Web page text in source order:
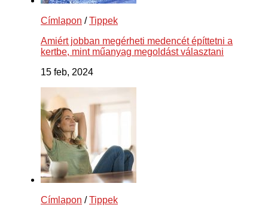
Címlapon /Tippek
Amiért jobban megérheti medencét építtetni a
kertbe, mint műanyag megoldást választani
15 feb, 2024
Címlapon /Tippek